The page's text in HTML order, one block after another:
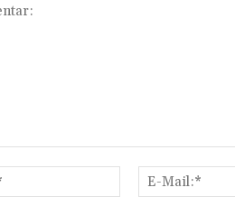
Name:*